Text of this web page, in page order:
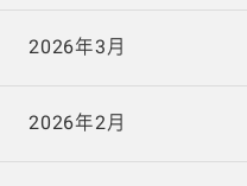
2026年3月
2026年2月